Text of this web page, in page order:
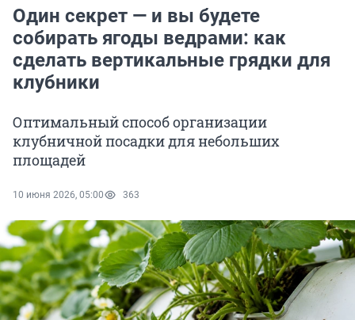
Один секрет — и вы будете
собирать ягоды ведрами: как
сделать вертикальные грядки для
клубники
Оптимальный способ организации
клубничной посадки для небольших
площадей
10 июня 2026, 05:00 363